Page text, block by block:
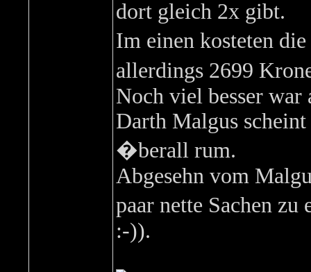
dort gleich 2x gibt.
Im einen kosteten
allerdings 2699
Noch viel besser
Darth Malgus
�berall rum.
Abgesehn vom
paar nette Sachen
:-)).